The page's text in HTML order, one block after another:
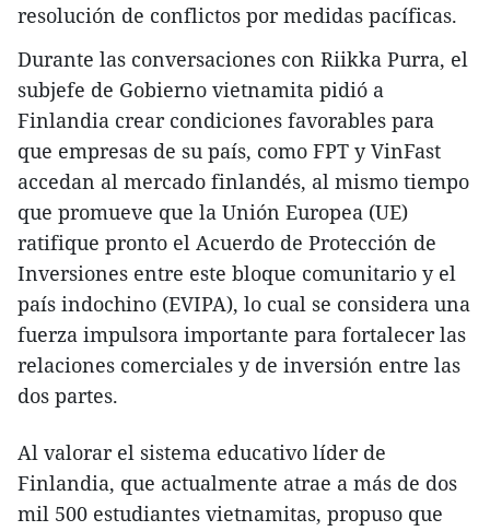
resolución de conflictos por medidas pacíficas.
Durante las conversaciones con Riikka Purra, el
subjefe de Gobierno vietnamita pidió a
Finlandia crear condiciones favorables para
que empresas de su país, como FPT y VinFast
accedan al mercado finlandés, al mismo tiempo
que promueve que la Unión Europea (UE)
ratifique pronto el Acuerdo de Protección de
Inversiones entre este bloque comunitario y el
país indochino (EVIPA), lo cual se considera una
fuerza impulsora importante para fortalecer las
relaciones comerciales y de inversión entre las
dos partes.
Al valorar el sistema educativo líder de
Finlandia, que actualmente atrae a más de dos
mil 500 estudiantes vietnamitas, propuso que